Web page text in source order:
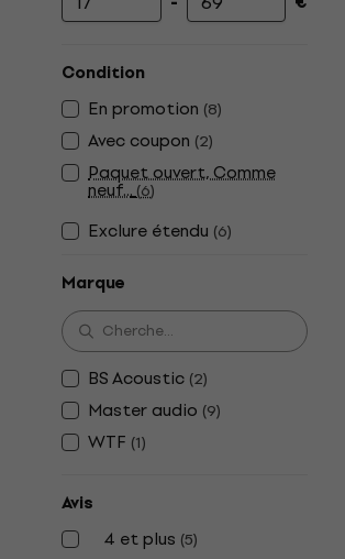
Prix minimum
Prix maximum
Condition
En promotion (8)
Avec coupon (2)
Paquet ouvert, Comme
neuf...(6)
Exclure étendu (6)
Marque
BS Acoustic (2)
Master audio (9)
WTF (1)
Avis
4 et plus (5)